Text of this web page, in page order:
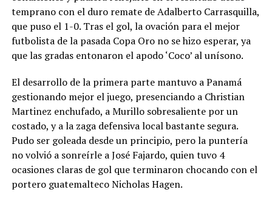
temprano con el duro remate de Adalberto Carrasquilla,
que puso el 1-0. Tras el gol, la ovación para el mejor
futbolista de la pasada Copa Oro no se hizo esperar, ya
que las gradas entonaron el apodo ‘Coco’ al unísono.
El desarrollo de la primera parte mantuvo a Panamá
gestionando mejor el juego, presenciando a Christian
Martinez enchufado, a Murillo sobresaliente por un
costado, y a la zaga defensiva local bastante segura.
Pudo ser goleada desde un principio, pero la puntería
no volvió a sonreírle a José Fajardo, quien tuvo 4
ocasiones claras de gol que terminaron chocando con el
portero guatemalteco Nicholas Hagen.